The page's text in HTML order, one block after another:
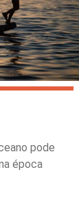
pode
época